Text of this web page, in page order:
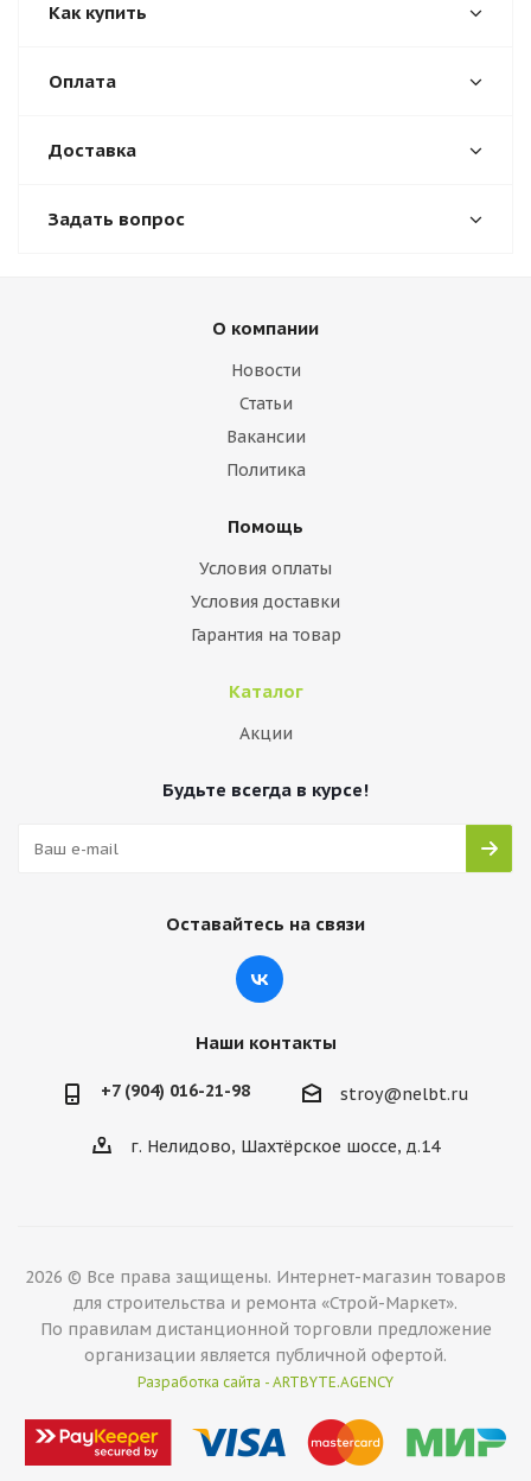
Как купить
Оплата
Доставка
Задать вопрос
О компании
Новости
Статьи
Вакансии
Политика
Помощь
Условия оплаты
Условия доставки
Гарантия на товар
Каталог
Акции
Будьте всегда в курсе!
Оставайтесь на связи
Наши контакты
+7 (904) 016-21-98 stroy@nelbt.ru
г. Нелидово, Шахтёрское шоссе, д.14
2026 © Все права защищены. Интернет-магазин товаров
для строительства и ремонта «Строй-Маркет».
По правилам дистанционной торговли предложение
организации является публичной офертой.
Разработка сайта - ARTBYTE.AGENCY